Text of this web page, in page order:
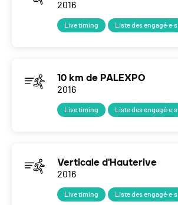
2016
Live timing Liste des engagé·e·s
10 km de PALEXPO
2016
Live timing Liste des engagé·e·s
Verticale d'Hauterive
2016
Live timing Liste des engagé·e·s